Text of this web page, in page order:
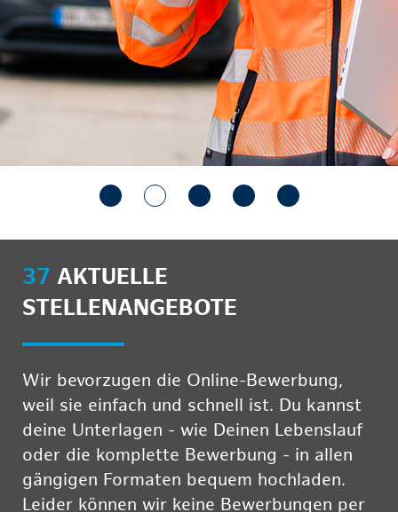
37 AKTUELLE
STELLENANGEBOTE
Wir bevorzugen die Online-Bewerbung,
weil sie einfach und schnell ist. Du kannst
deine Unterlagen - wie Deinen Lebenslauf
oder die komplette Bewerbung - in allen
gängigen Formaten bequem hochladen.
Leider können wir keine Bewerbungen per